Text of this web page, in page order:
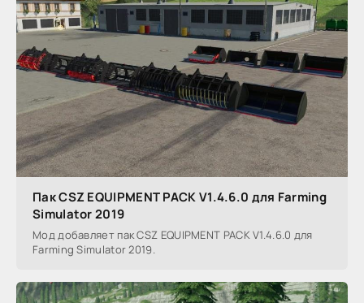
Пак CSZ EQUIPMENT PACK V1.4.6.0 для Farming
Simulator 2019
Мод добавляет пак CSZ EQUIPMENT PACK V1.4.6.0 для
Farming Simulator 2019.